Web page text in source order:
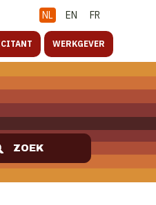
NL EN FR
WERKGEVER
ZOEK